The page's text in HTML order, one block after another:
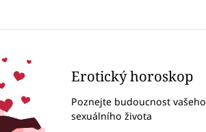
Erotický horoskop
Poznejte budoucnost vašeho
sexuálního života